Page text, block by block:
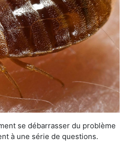
se débarrasser du problème
à une série de questions.